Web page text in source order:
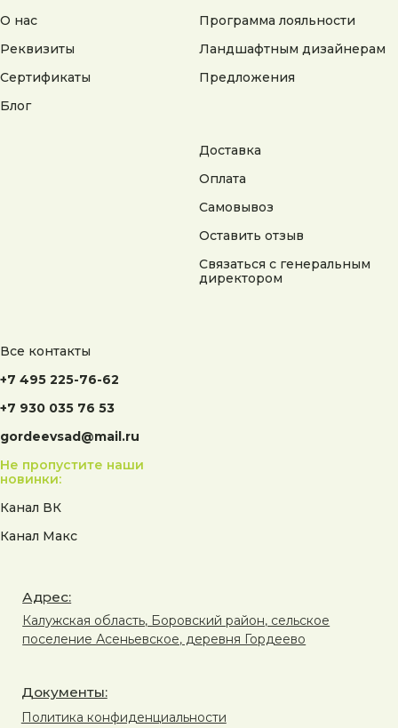
О нас
Реквизиты
Сертификаты
Блог
Программа лояльности
Ландшафтным дизайнерам
Предложения
Доставка
Оплата
Самовывоз
Оставить отзыв
Связаться с генеральным
директором
Все контакты
+7 495 225-76-62
+7 930 035 76 53
gordeevsad@mail.ru
Не пропустите наши
новинки:
Канал ВК
Канал Макс
на сайте носит справочный характер